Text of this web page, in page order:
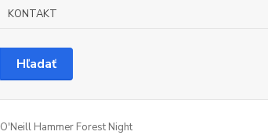
KONTAKT
Hľadať
Hammer Forest Night